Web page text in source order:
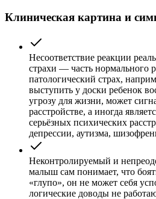
Клиническая картина и
Несоответствие реакции
страхи — часть нормального
патологический страх,
выступить у доски ребенок
угрозу для жизни, может
расстройстве, а иногда
серьёзных психических
депрессии, аутизма,
Неконтролируемый и
малыш сам понимает, что
«глупо», он не может себя
логические доводы не